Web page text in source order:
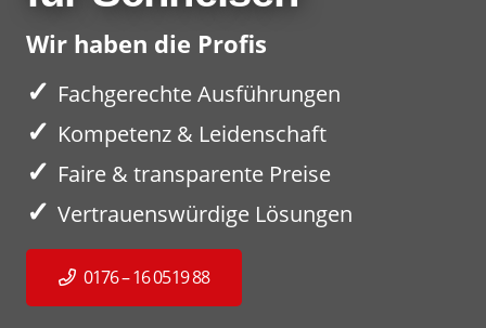
Wir haben die Profis
✓ Fachgerechte Ausführungen
✓ Kompetenz & Leidenschaft
✓ Faire & transparente Preise
✓ Vertrauenswürdige Lösungen
0176 – 16 0519 88